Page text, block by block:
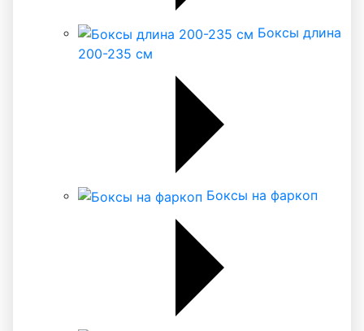
Боксы длина
200-235 см
Боксы на фаркоп